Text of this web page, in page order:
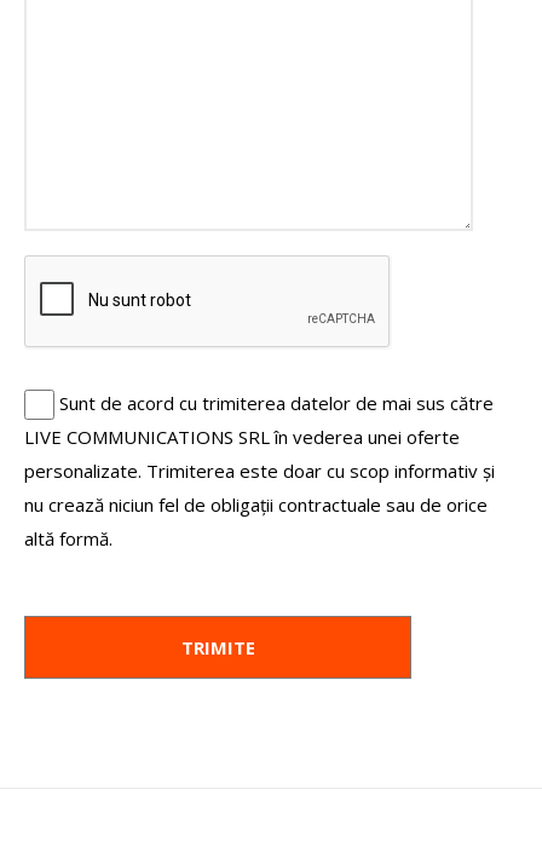
Sunt de acord cu trimiterea datelor de mai sus către
LIVE COMMUNICATIONS SRL în vederea unei oferte
personalizate. Trimiterea este doar cu scop informativ și
nu crează niciun fel de obligații contractuale sau de orice
altă formă.